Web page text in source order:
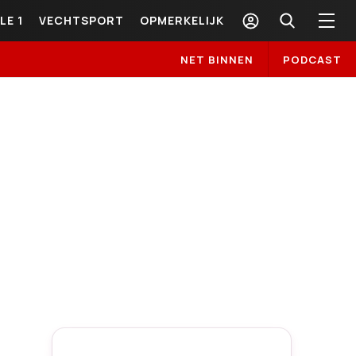
1 VECHTSPORT OPMERKELIJK
NET BINNEN PODCAST